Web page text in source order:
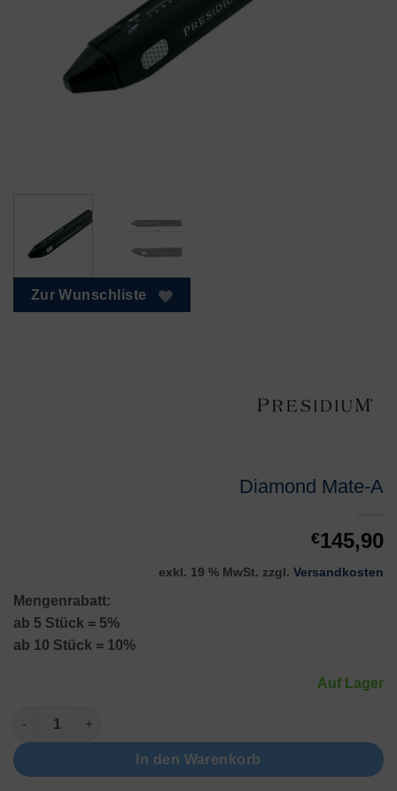
Zur Wunschliste
Diamond Mate-A
€145,90
exkl. 19 % MwSt. zzgl. Versandkosten
Mengenrabatt:
ab 5 Stück = 5%
ab 10 Stück = 10%
Auf Lager
Diamond Mate-A Menge
In den Warenkorb